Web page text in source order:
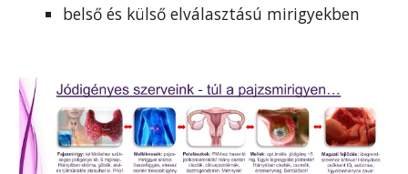
belső és külső elválasztású mirigyekben